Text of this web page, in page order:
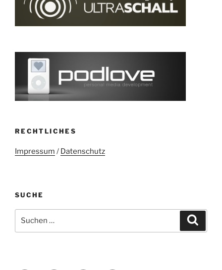
RECHTLICHES
Impressum / Datenschutz
SUCHE
nach: